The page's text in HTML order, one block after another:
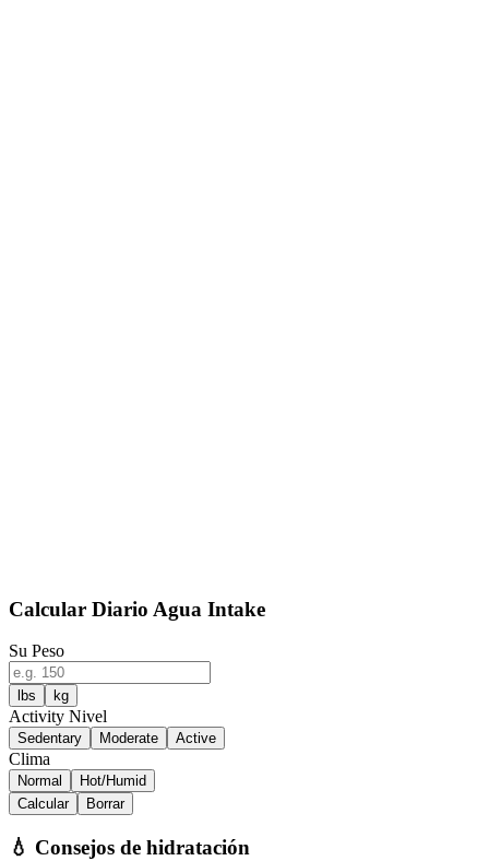
Calcular Diario Agua Intake
Su Peso
lbs kg
Activity Nivel
Sedentary Moderate Active
Clima
Normal
Hot/Humid
Calcular
Borrar
💧 Consejos de hidratación